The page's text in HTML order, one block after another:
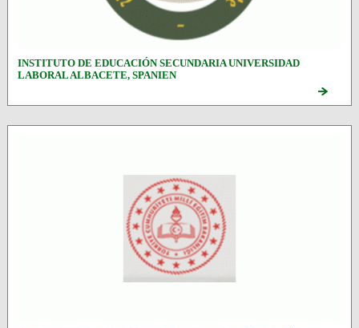
INSTITUTO DE EDUCACIÓN SECUNDARIA UNIVERSIDAD
LABORAL ALBACETE, SPANIEN